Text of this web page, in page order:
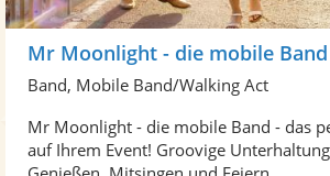
Mr Moonlight - die mobile Band
Band, Mobile Band/Walking Act
Mr Moonlight - die mobile Band - das
auf Ihrem Event! Groovige